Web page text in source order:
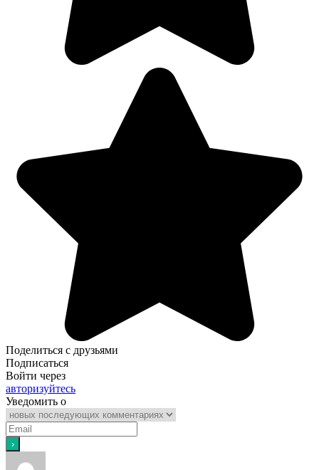
Поделиться с друзьями
Подписаться
Войти через
авторизуйтесь
Уведомить о